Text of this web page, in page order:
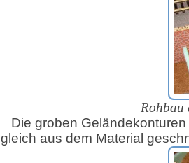
Rohbau
Die groben
gleich aus dem Material